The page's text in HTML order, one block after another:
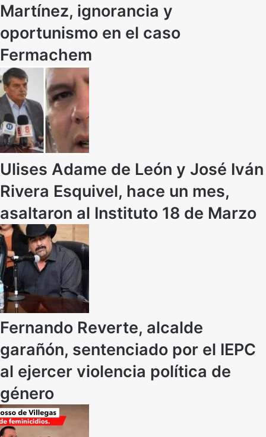
Martínez, ignorancia y
oportunismo en el caso
Fermachem
Ulises Adame de León y José Iván
Rivera Esquivel, hace un mes,
asaltaron al Instituto 18 de Marzo
Fernando Reverte, alcalde
garañón, sentenciado por el IEPC
al ejercer violencia política de
género